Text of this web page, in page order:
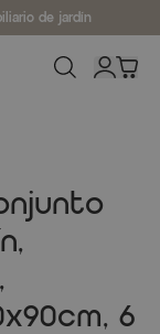
de jardín
6